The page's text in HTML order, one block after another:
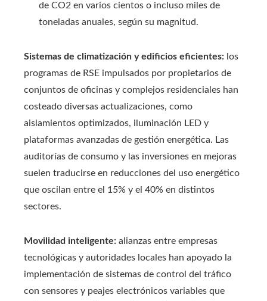
de CO2 en varios cientos o incluso miles de
toneladas anuales, según su magnitud.
Sistemas de climatización y edificios eficientes: los
programas de RSE impulsados por propietarios de
conjuntos de oficinas y complejos residenciales han
costeado diversas actualizaciones, como
aislamientos optimizados, iluminación LED y
plataformas avanzadas de gestión energética. Las
auditorías de consumo y las inversiones en mejoras
suelen traducirse en reducciones del uso energético
que oscilan entre el 15% y el 40% en distintos
sectores.
Movilidad inteligente: alianzas entre empresas
tecnológicas y autoridades locales han apoyado la
implementación de sistemas de control del tráfico
con sensores y peajes electrónicos variables que